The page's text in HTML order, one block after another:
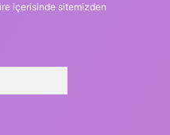
içerisinde sitemizden